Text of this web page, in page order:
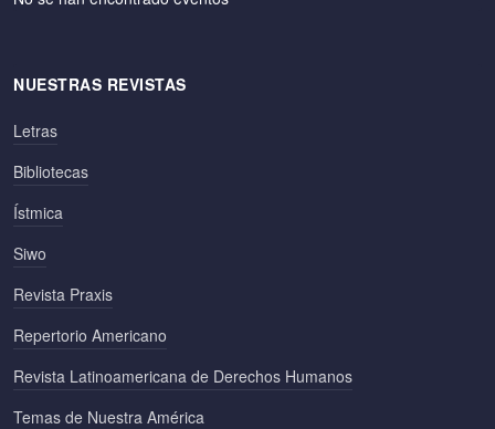
NUESTRAS REVISTAS
Letras
Bibliotecas
Ístmica
Siwo
Revista Praxis
Repertorio Americano
Revista Latinoamericana de Derechos Humanos
Temas de Nuestra América